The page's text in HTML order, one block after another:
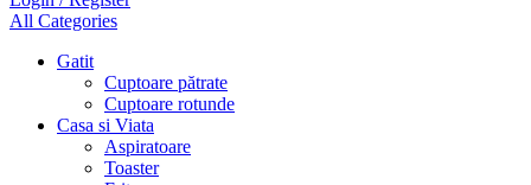
All Categories
Gatit
Cuptoare pătrate
Cuptoare rotunde
Casa si Viata
Aspiratoare
Toaster